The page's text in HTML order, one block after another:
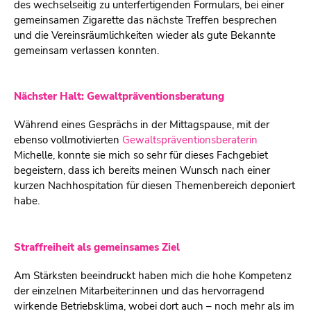
des wechselseitig zu unterfertigenden Formulars, bei einer
gemeinsamen Zigarette das nächste Treffen besprechen
und die Vereinsräumlichkeiten wieder als gute Bekannte
gemeinsam verlassen konnten.
Nächster Halt: Gewaltpräventionsberatung
Während eines Gesprächs in der Mittagspause, mit der
ebenso vollmotivierten Gewaltspräventionsberaterin
Michelle, konnte sie mich so sehr für dieses Fachgebiet
begeistern, dass ich bereits meinen Wunsch nach einer
kurzen Nachhospitation für diesen Themenbereich deponiert
habe.
Straffreiheit als gemeinsames Ziel
Am Stärksten beeindruckt haben mich die hohe Kompetenz
der einzelnen Mitarbeiter:innen und das hervorragend
wirkende Betriebsklima, wobei dort auch – noch mehr als im